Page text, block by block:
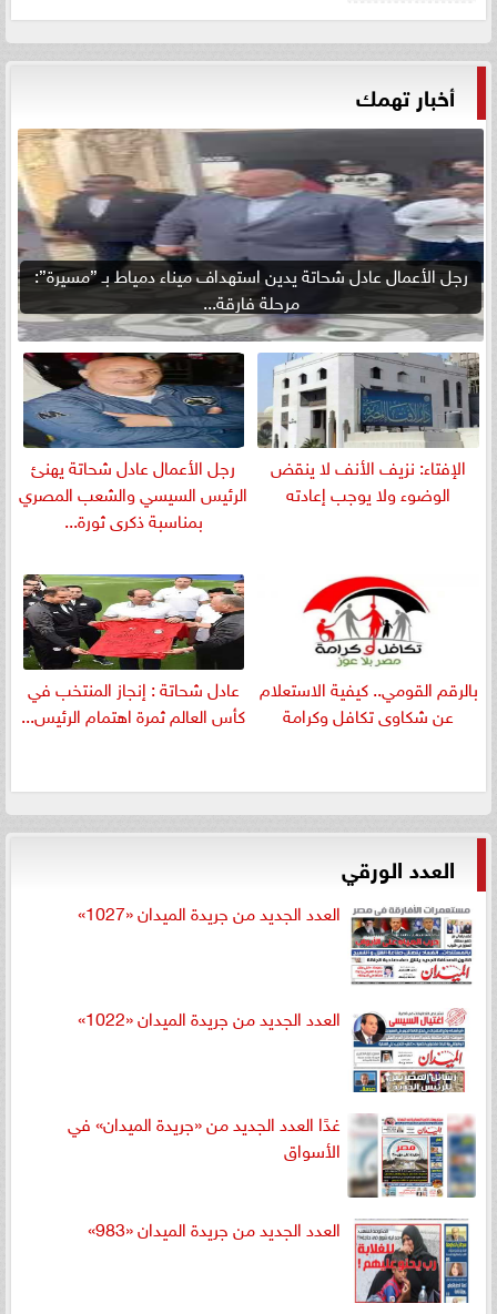
أخبار تهمك
رجل الأعمال عادل شحاتة يدين استهداف ميناء دمياط بـ ”مسيرة”:
مرحلة فارقة...
الإفتاء: نزيف الأنف لا ينقض
الوضوء ولا يوجب إعادته
رجل الأعمال عادل شحاتة يهنئ
الرئيس السيسي والشعب المصري
بمناسبة ذكرى ثورة...
بالرقم القومي.. كيفية الاستعلام
عن شكاوى تكافل وكرامة
عادل شحاتة : إنجاز المنتخب في
كأس العالم ثمرة اهتمام الرئيس...
العدد الورقي
العدد الجديد من جريدة الميدان «1027»
العدد الجديد من جريدة الميدان «1022»
غدًا العدد الجديد من «جريدة الميدان» في
الأسواق
العدد الجديد من جريدة الميدان «983»